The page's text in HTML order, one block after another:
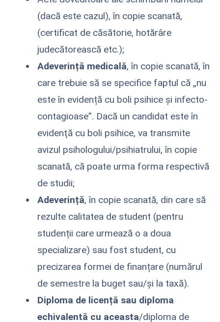
(dacă este cazul), în copie scanată,
(certificat de căsătorie, hotărâre
judecătorească etc.);
Adeverință medicală, în copie scanată, în
care trebuie să se specifice faptul că „nu
este în evidență cu boli psihice şi infecto-
contagioase”. Dacă un candidat este în
evidenţă cu boli psihice, va transmite
avizul psihologului/psihiatrului, în copie
scanată, că poate urma forma respectivă
de studii;
Adeverință, în copie scanată, din care să
rezulte calitatea de student (pentru
studenții care urmează o a doua
specializare) sau fost student, cu
precizarea formei de finanțare (numărul
de semestre la buget sau/și la taxă).
Diploma de licență sau diploma
echivalentă cu aceasta/diploma de